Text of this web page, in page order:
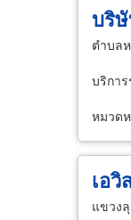
บริ
ตำบล
บริการ
หมวด
เอ
แขวง